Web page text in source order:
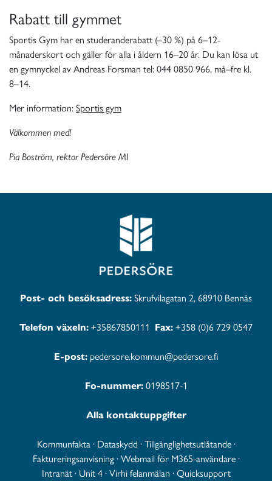
Rabatt till gymmet
Sportis Gym har en studeranderabatt (–30 %) på 6–12-
månaderskort och gäller för alla i åldern 16–20 år. Du kan lösa ut
en gymnyckel av Andreas Forsman tel: 044 0850 966, må–fre kl.
8–14.
Mer information:Sportis gym
Välkommen med!
Pia Boström, rektor Pedersöre MI
Post- och besöksadress:Skrufvilagatan 2, 68910 Bennäs
Telefon växeln:+35867850111 Fax:+358 (0)6 729 0547
E-post:pedersore.kommun@pedersore.fi
Fo-nummer:0198517-1
Alla kontaktuppgifter
Kommunfakta· Dataskydd ·Tillgänglighetsutlåtande·
Faktureringsanvisning·Webmail för M365-användare·
Intranät· Unit 4·Virhi felanmälan ·Quicksupport